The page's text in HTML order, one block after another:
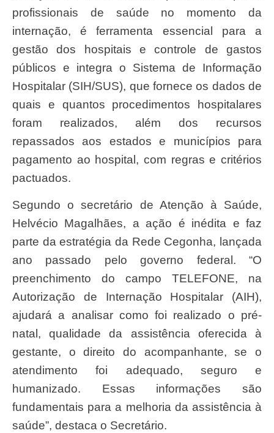
profissionais de saúde no momento da
internação, é ferramenta essencial para a
gestão dos hospitais e controle de gastos
públicos e integra o Sistema de Informação
Hospitalar (SIH/SUS), que fornece os dados de
quais e quantos procedimentos hospitalares
foram realizados, além dos recursos
repassados aos estados e municípios para
pagamento ao hospital, com regras e critérios
pactuados.
Segundo o secretário de Atenção à Saúde,
Helvécio Magalhães, a ação é inédita e faz
parte da estratégia da Rede Cegonha, lançada
ano passado pelo governo federal. “O
preenchimento do campo TELEFONE, na
Autorização de Internação Hospitalar (AIH),
ajudará a analisar como foi realizado o pré-
natal, qualidade da assistência oferecida à
gestante, o direito do acompanhante, se o
atendimento foi adequado, seguro e
humanizado. Essas informações são
fundamentais para a melhoria da assistência à
saúde”, destaca o Secretário.